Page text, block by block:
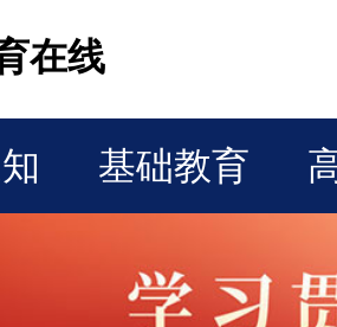
在线
基础教育